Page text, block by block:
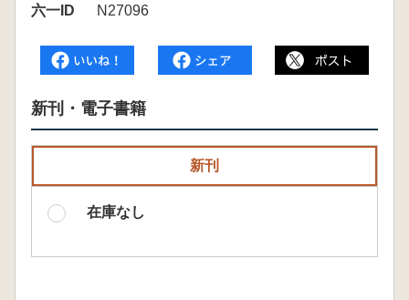
六一ID
N27096
新刊・電子書籍
新刊
在庫なし